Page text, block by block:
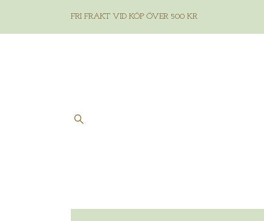
FRI FRAKT VID KÖP ÖVER 500 KR